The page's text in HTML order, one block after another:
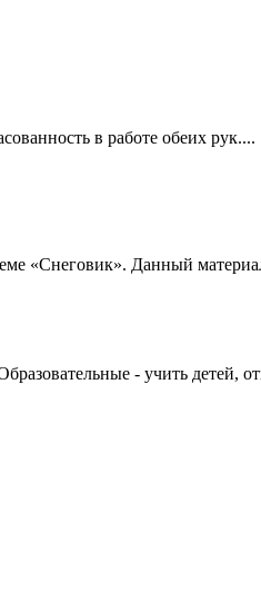
в работе обеих рук....
«Снеговик». Данный
- учить детей,